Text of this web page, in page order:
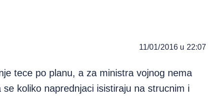
11/01/2016 u 22:07
tece po planu, a za ministra vojnog nema
koliko naprednjaci isistiraju na strucnim i